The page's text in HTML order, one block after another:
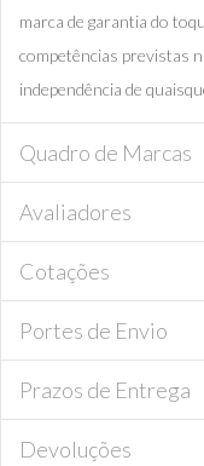
marca de garantia do
competências previstas
independência de
Quadro de Marcas
Avaliadores
Cotações
Portes de Envio
Prazos de Entrega
Devoluções